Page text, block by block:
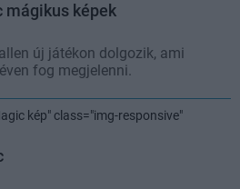
mágikus képek
új játékon dolgozik, ami
fog megjelenni.
kép" class="img-responsive"